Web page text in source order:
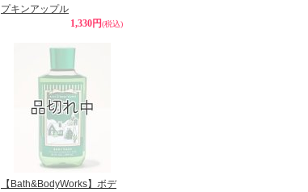
プキンアップル
1,330円(税込)
【Bath&BodyWorks】ボデ